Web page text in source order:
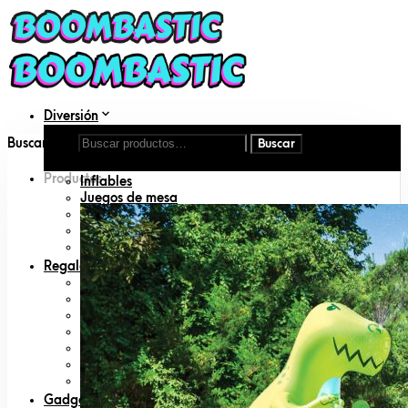
Diversión
Aire libre
DIY
Inflables
Juegos de mesa
Juguetes
Juguetes para mascotas
Libros
Regalos
Amigo invisible
Animal lovers
San Valentín
Día del padre
Día de la madre
Geeks
Padres primerizos
Gadgets
Buscar por:
Productos